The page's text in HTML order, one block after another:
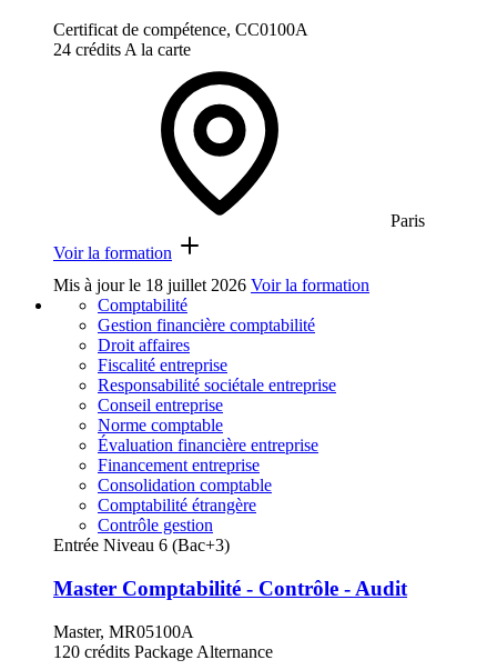
Certificat de compétence, CC0100A
24 crédits A la carte
Paris
Voir la formation
Mis à jour le 18 juillet 2026 Voir la formation
Comptabilité
Gestion financière comptabilité
Droit affaires
Fiscalité entreprise
Responsabilité sociétale entreprise
Conseil entreprise
Norme comptable
Évaluation financière entreprise
Financement entreprise
Consolidation comptable
Comptabilité étrangère
Contrôle gestion
Entrée Niveau 6 (Bac+3)
Master Comptabilité - Contrôle - Audit
Master, MR05100A
120 crédits Package Alternance